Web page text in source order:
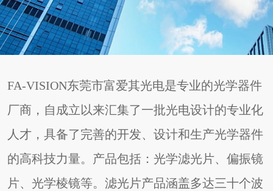
FA-VISION东莞市富爱其光电是专业的光学器件
厂商，自成立以来汇集了一批光电设计的专业化
人才，具备了完善的开发、设计和生产光学器件
的高科技力量。产品包括：光学滤光片、偏振镜
片、光学棱镜等。滤光片产品涵盖多达三十个波